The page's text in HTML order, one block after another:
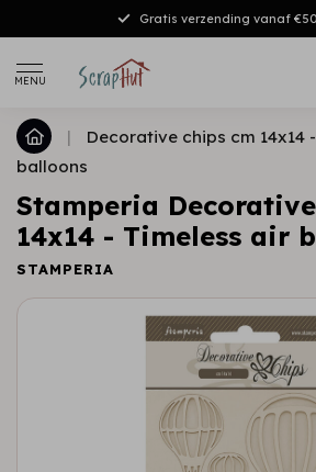
Gratis verzending vanaf
MENU
|
Decorative chips cm 14x14
balloons
Stamperia
14x14 - Timeless air
STAMPERIA